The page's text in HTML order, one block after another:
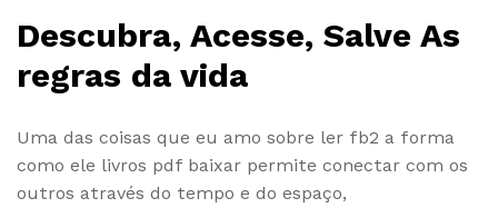
Descubra, Acesse, Salve As
regras da vida
Uma das coisas que eu amo sobre ler fb2 a forma
como ele livros pdf baixar permite conectar com os
outros através do tempo e do espaço,